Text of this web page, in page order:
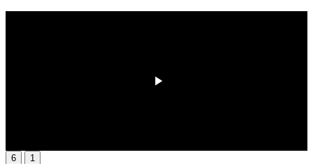
6
1